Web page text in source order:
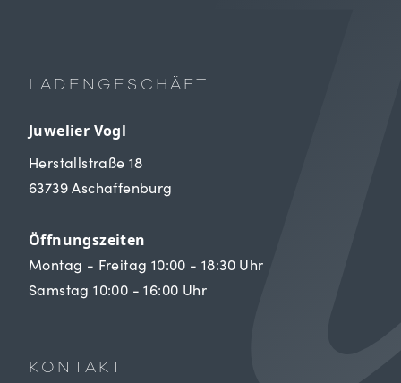
LADENGESCHÄFT
Juwelier Vogl
Herstallstraße 18
63739 Aschaffenburg
Öffnungszeiten
Montag - Freitag 10:00 - 18:30 Uhr
Samstag 10:00 - 16:00 Uhr
KONTAKT